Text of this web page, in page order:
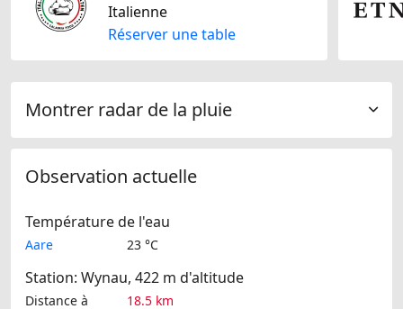
Italienne
Réserver une table
Montrer radar de la pluie
Observation actuelle
Température de l'eau
Aare 23 °C
Station: Wynau, 422 m d'altitude
Distance à
18.5 km